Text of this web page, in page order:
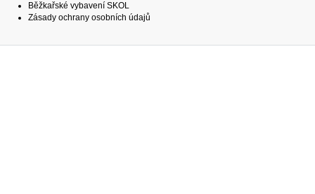
Běžkařské vybavení SKOL
Zásady ochrany osobních údajů